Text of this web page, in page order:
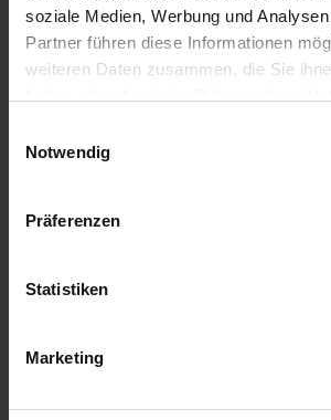
soziale Medien, Werbung und
Partner führen diese Informationen
weiteren Daten zusammen, die Sie
Notwendig
Präferenzen
Statistiken
Marketing
Abonnieren Sie den kostenlosen
verpassen Sie keine Neuigkeit oder
E-Mail-Adresse*
Ich habe die